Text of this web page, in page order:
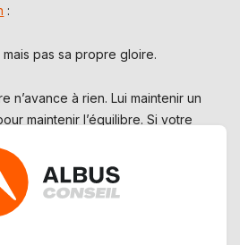
:
pas sa propre gloire.
n’avance à rien. Lui maintenir un
maintenir l’équilibre. Si votre
acteur, faites le gagner, pas perdre.